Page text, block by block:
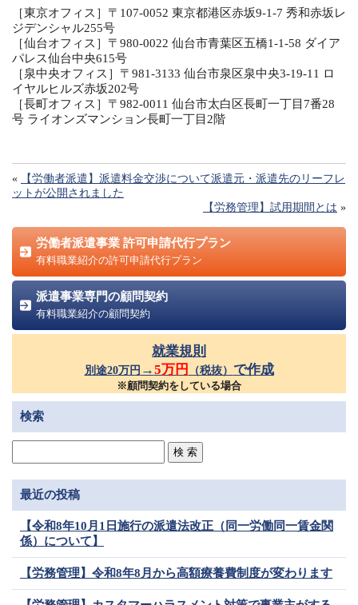
［東京オフィス］〒107-0052 東京都港区赤坂9-1-7 秀和赤坂レ
ジデンシャル255号
［仙台オフィス］〒980-0022 仙台市青葉区五橋1-1-58 ダイア
パレス仙台中央615号
［泉中央オフィス］〒981-3133 仙台市泉区泉中央3-19-11 ロ
イヤルヒルズ赤坂202号
［長町オフィス］〒982-0011 仙台市太白区長町一丁目7番28
号 ライオンズマンション長町一丁目2階
«
【労働者派遣】派遣料金交渉について派遣元・派遣先のリーフレ
ットが公開されました
【労務管理】試用期間とは »
労働者派遣事業 許可申請代行プラン
有料職業紹介の許可申請代行プラン
派遣事業専門の顧問契約
有料職業紹介の顧問契約
就業規則
別途20万円 →5万円 （税抜） で作成
※顧問契約をしている場合
検索
最近の投稿
【令和8年10月1日施行の派遣法改正（同一労働同一賃金関
係）について】
【労務管理】令和8年8月から高額療養費制度が変わります